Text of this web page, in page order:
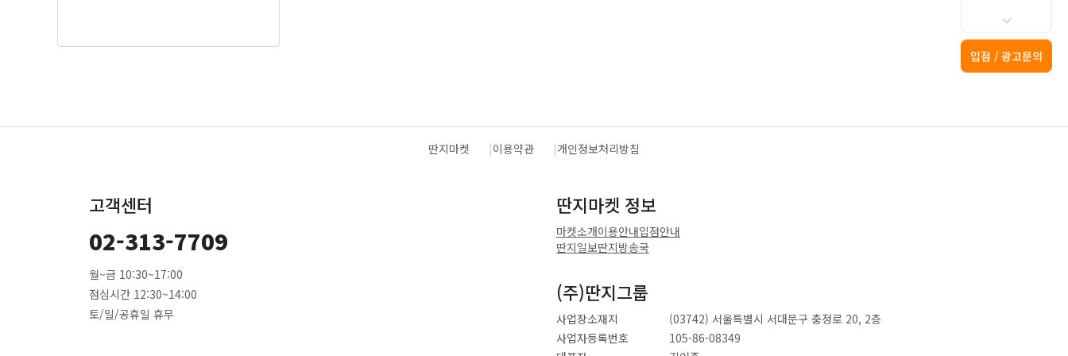
딴지마켓 이용약관 개인정보처리방침
고객센터
02-313-7709
월~금 10:30~17:00
점심시간 12:30~14:00
토/일/공휴일 휴무
딴지마켓 정보
마켓소개이용안내입점안내
딴지일보딴지방송국
(주)딴지그룹
사업장소재지
(03742) 서울특별시 서대문구 충정로 20, 2층
사업자등록번호
105-86-08349
입점 / 광고문의